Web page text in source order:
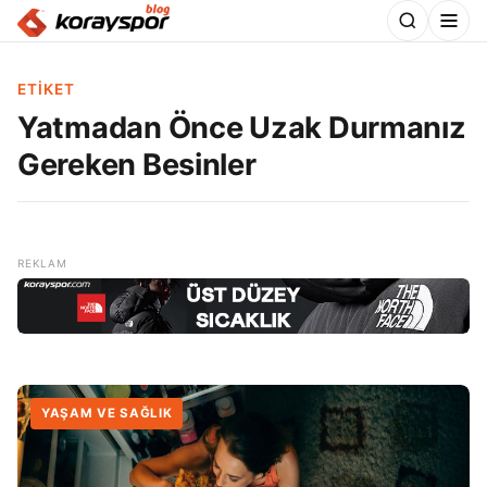
ETIKET
Yatmadan Önce Uzak Durmanız
Gereken Besinler
YAŞAM VE SAĞLIK